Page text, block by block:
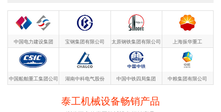
中国电力建设集团 宝钢集团有限公司 太原钢铁集团有限公司 上海振华重工
中国船舶重工集团公司 湖南中科电气股份 中国中铁四局集团 中粮集团有限公司
泰工机械设备畅销产品